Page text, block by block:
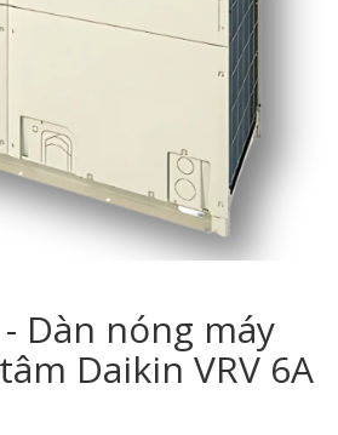
- Dàn nóng máy
Daikin VRV 6A